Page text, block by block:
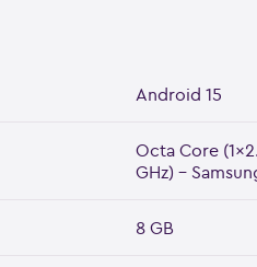
Android 15
Octa Core
GHz) -
8 GB